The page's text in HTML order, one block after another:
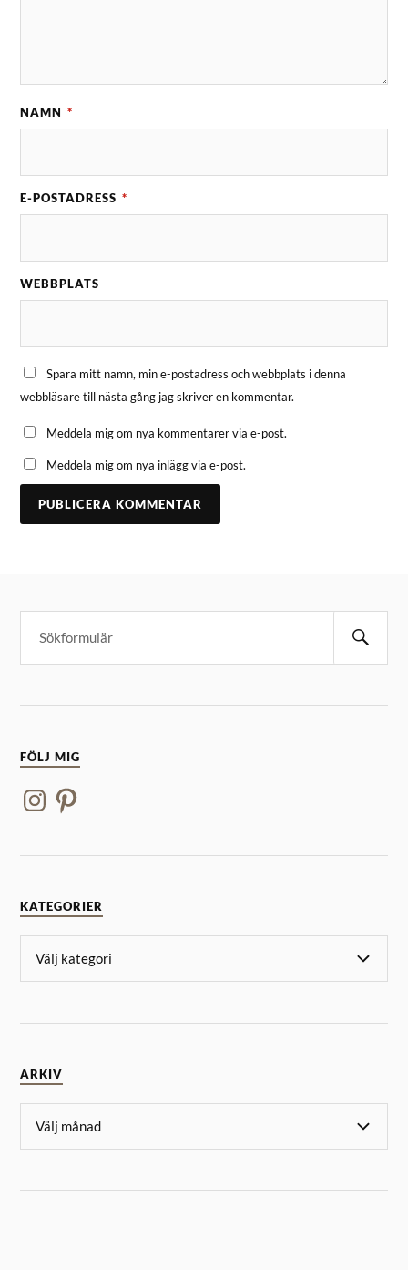
NAMN *
E-POSTADRESS *
WEBBPLATS
Spara mitt namn, min e-postadress och webbplats i denna
webbläsare till nästa gång jag skriver en kommentar.
Meddela mig om nya kommentarer via e-post.
Meddela mig om nya inlägg via e-post.
FÖLJ MIG
KATEGORIER
ARKIV